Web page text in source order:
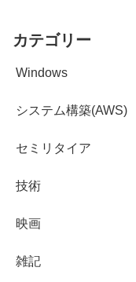
カテゴリー
Windows
システム構築(AWS)
セミリタイア
技術
映画
雑記